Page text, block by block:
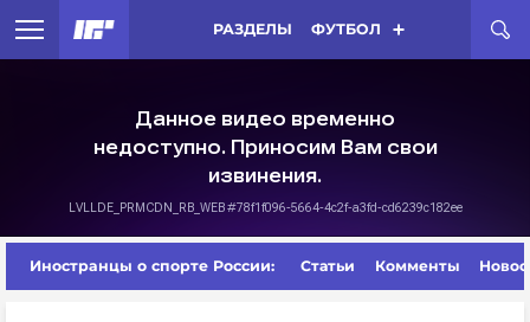
РАЗДЕЛЫ ФУТБОЛ
Иностранцы о спорте России: Статьи Комменты